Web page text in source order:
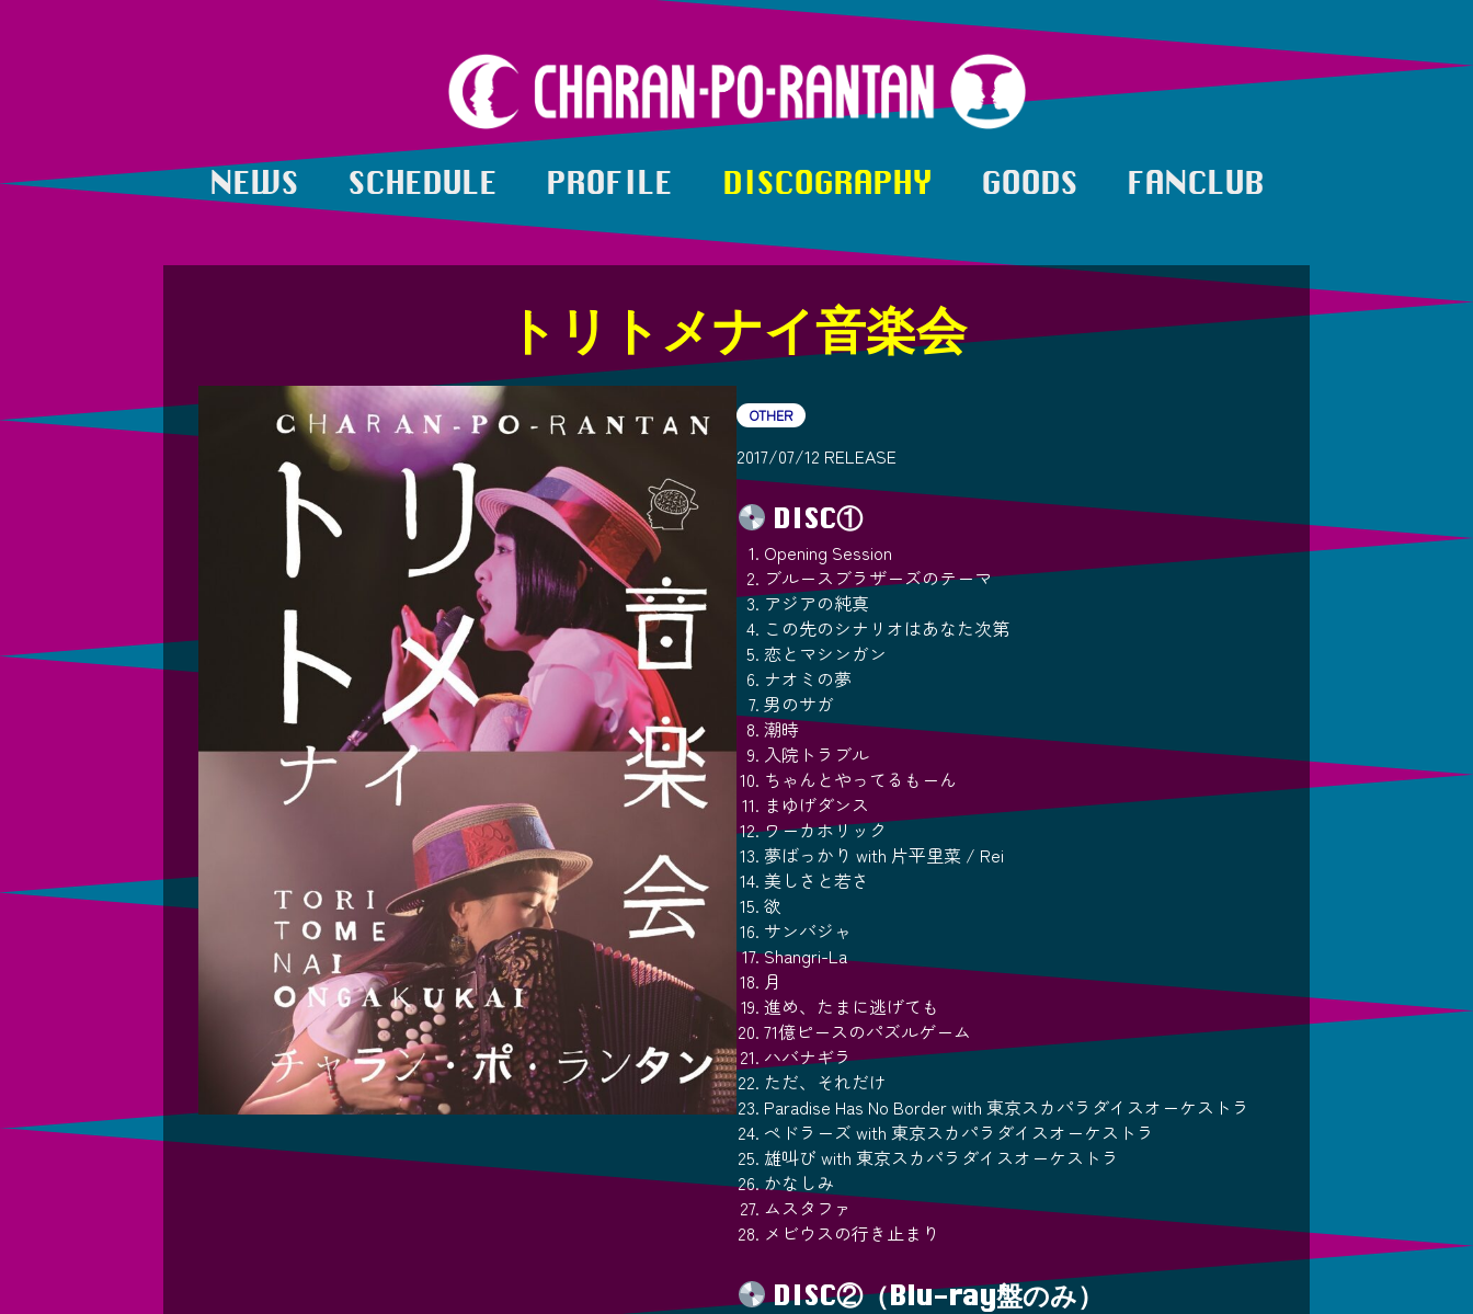
NEWS SCHEDULE PROFILE DISCOGRAPHY GOODS FANCLUB
トリトメナイ音楽会
OTHER
2017/07/12 RELEASE
DISC①
Opening Session
ブルースブラザーズのテーマ
アジアの純真
この先のシナリオはあなた次第
恋とマシンガン
ナオミの夢
男のサガ
潮時
入院トラブル
ちゃんとやってるもーん
まゆげダンス
ワーカホリック
夢ばっかり with 片平里菜 / Rei
美しさと若さ
欲
サンバジャ
Shangri-La
月
進め、たまに逃げても
71億ピースのパズルゲーム
ハバナギラ
ただ、それだけ
Paradise Has No Border with 東京スカパラダイスオーケストラ
ペドラーズ with 東京スカパラダイスオーケストラ
雄叫び with 東京スカパラダイスオーケストラ
かなしみ
ムスタファ
メビウスの行き止まり
DISC②（Blu-ray盤のみ）